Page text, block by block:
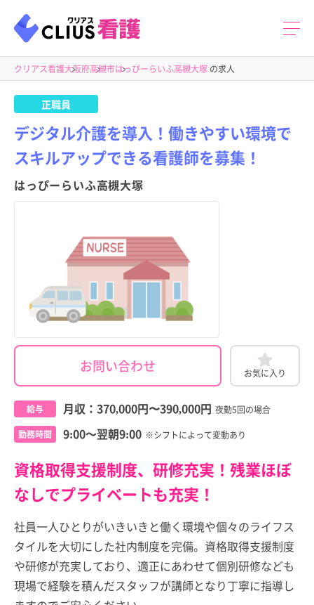
クリアス看護大阪府高槻市はっぴーらいふ高槻大塚 の求人
正職員
デジタル介護を導入！働きやすい環境で
スキルアップできる看護師を募集！
はっぴーらいふ高槻大塚
お問い合わせ お気に入り
給与 月収： 370,000円〜390,000円 夜勤5回の場合
勤務時間 9:00～翌朝9:00 ※シフトによって変動あり
資格取得支援制度、研修充実！残業ほぼ
なしでプライベートも充実！
社員一人ひとりがいきいきと働く環境や個々のライフス
タイルを大切にした社内制度を完備。資格取得支援制度
や研修が充実しており、適正にあわせて個別研修なども
現場で経験を積んだスタッフが講師となり丁寧に指導し